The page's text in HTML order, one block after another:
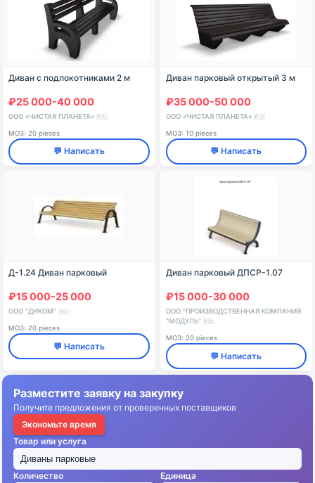
Диван с подлокотниками 2 м
₽25 000-40 000
ООО «ЧИСТАЯ ПЛАНЕТА» 🇷🇺
МОЗ: 20 pieces
💬 Написать
Диван парковый открытый 3 м
₽35 000-50 000
ООО «ЧИСТАЯ ПЛАНЕТА» 🇷🇺
МОЗ: 10 pieces
💬 Написать
Д-1.24 Диван парковый
₽15 000-25 000
ООО "ДИКОМ" 🇷🇺
МОЗ: 20 pieces
💬 Написать
Диван парковый ДПСР-1.07
₽15 000-30 000
ООО "ПРОИЗВОДСТВЕННАЯ КОМПАНИЯ
"МОДУЛЬ"
🇷🇺
МОЗ: 20 pieces
💬 Написать
Разместите заявку на закупку
Получите предложения от проверенных поставщиков
Экономьте время
Товар или услуга
Количество Единица